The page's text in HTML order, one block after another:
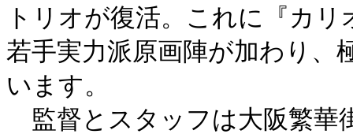
トリオが復活。これに『カ
若手実力派原画陣が加わり、
います。
監督とスタッフは大阪繁華